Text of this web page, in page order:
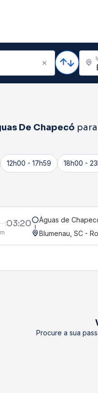
De Chapecó para
12h00 - 17h59 18h00 -
03:20
Águas de
Blumenau, SC -
Procure a sua